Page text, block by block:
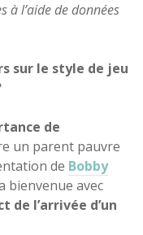
à l’aide de données
sur le style de jeu
de
un parent pauvre
de Bobby
bienvenue avec
de l’arrivée d’un